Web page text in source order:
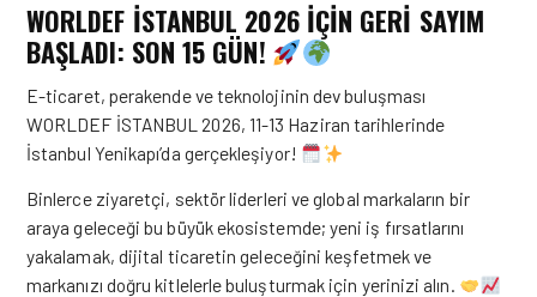
WORLDEF İSTANBUL 2026 İÇİN GERİ SAYIM
BAŞLADI: SON 15 GÜN!
E-ticaret, perakende ve teknolojinin dev buluşması
WORLDEF İSTANBUL 2026, 11-13 Haziran tarihlerinde
İstanbul Yenikapı’da gerçekleşiyor!
Binlerce ziyaretçi, sektör liderleri ve global markaların bir
araya geleceği bu büyük ekosistemde; yeni iş fırsatlarını
yakalamak, dijital ticaretin geleceğini keşfetmek ve
markanızı doğru kitlelerle buluşturmak için yerinizi alın.